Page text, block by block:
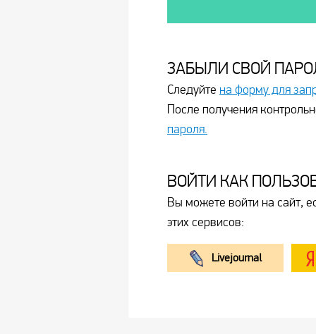
ЗАБЫЛИ СВОЙ
Следуйте на форму для
После получения
пароля.
ВОЙТИ КАК
Вы можете войти на сайт,
этих сервисов:
Livejournal